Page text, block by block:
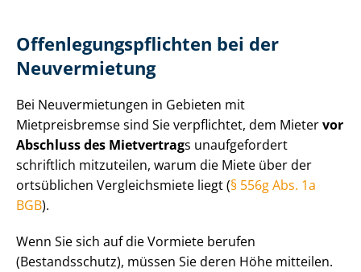
Of­fen­le­gungs­pflich­ten bei der
Neuvermietung
Bei Neuvermietungen in Gebieten mit
Mietpreisbremse sind Sie verpflichtet, dem Mietervor
Abschluss des Mietvertrags unaufgefordert
schriftlich mitzuteilen, warum die Miete über der
ortsüblichen Vergleichsmiete liegt (§ 556g Abs. 1a
BGB).
Wenn Sie sich auf die Vormiete berufen
(Bestandsschutz), müssen Sie deren Höhe mitteilen.